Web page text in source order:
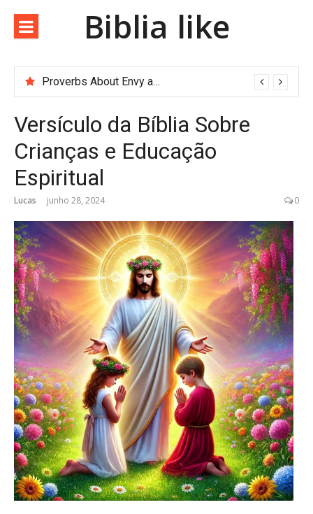
Biblia like
Proverbs About Envy and Greed
Versículo da Bíblia Sobre
Crianças e Educação
Espiritual
Lucas junho 28, 2024 0